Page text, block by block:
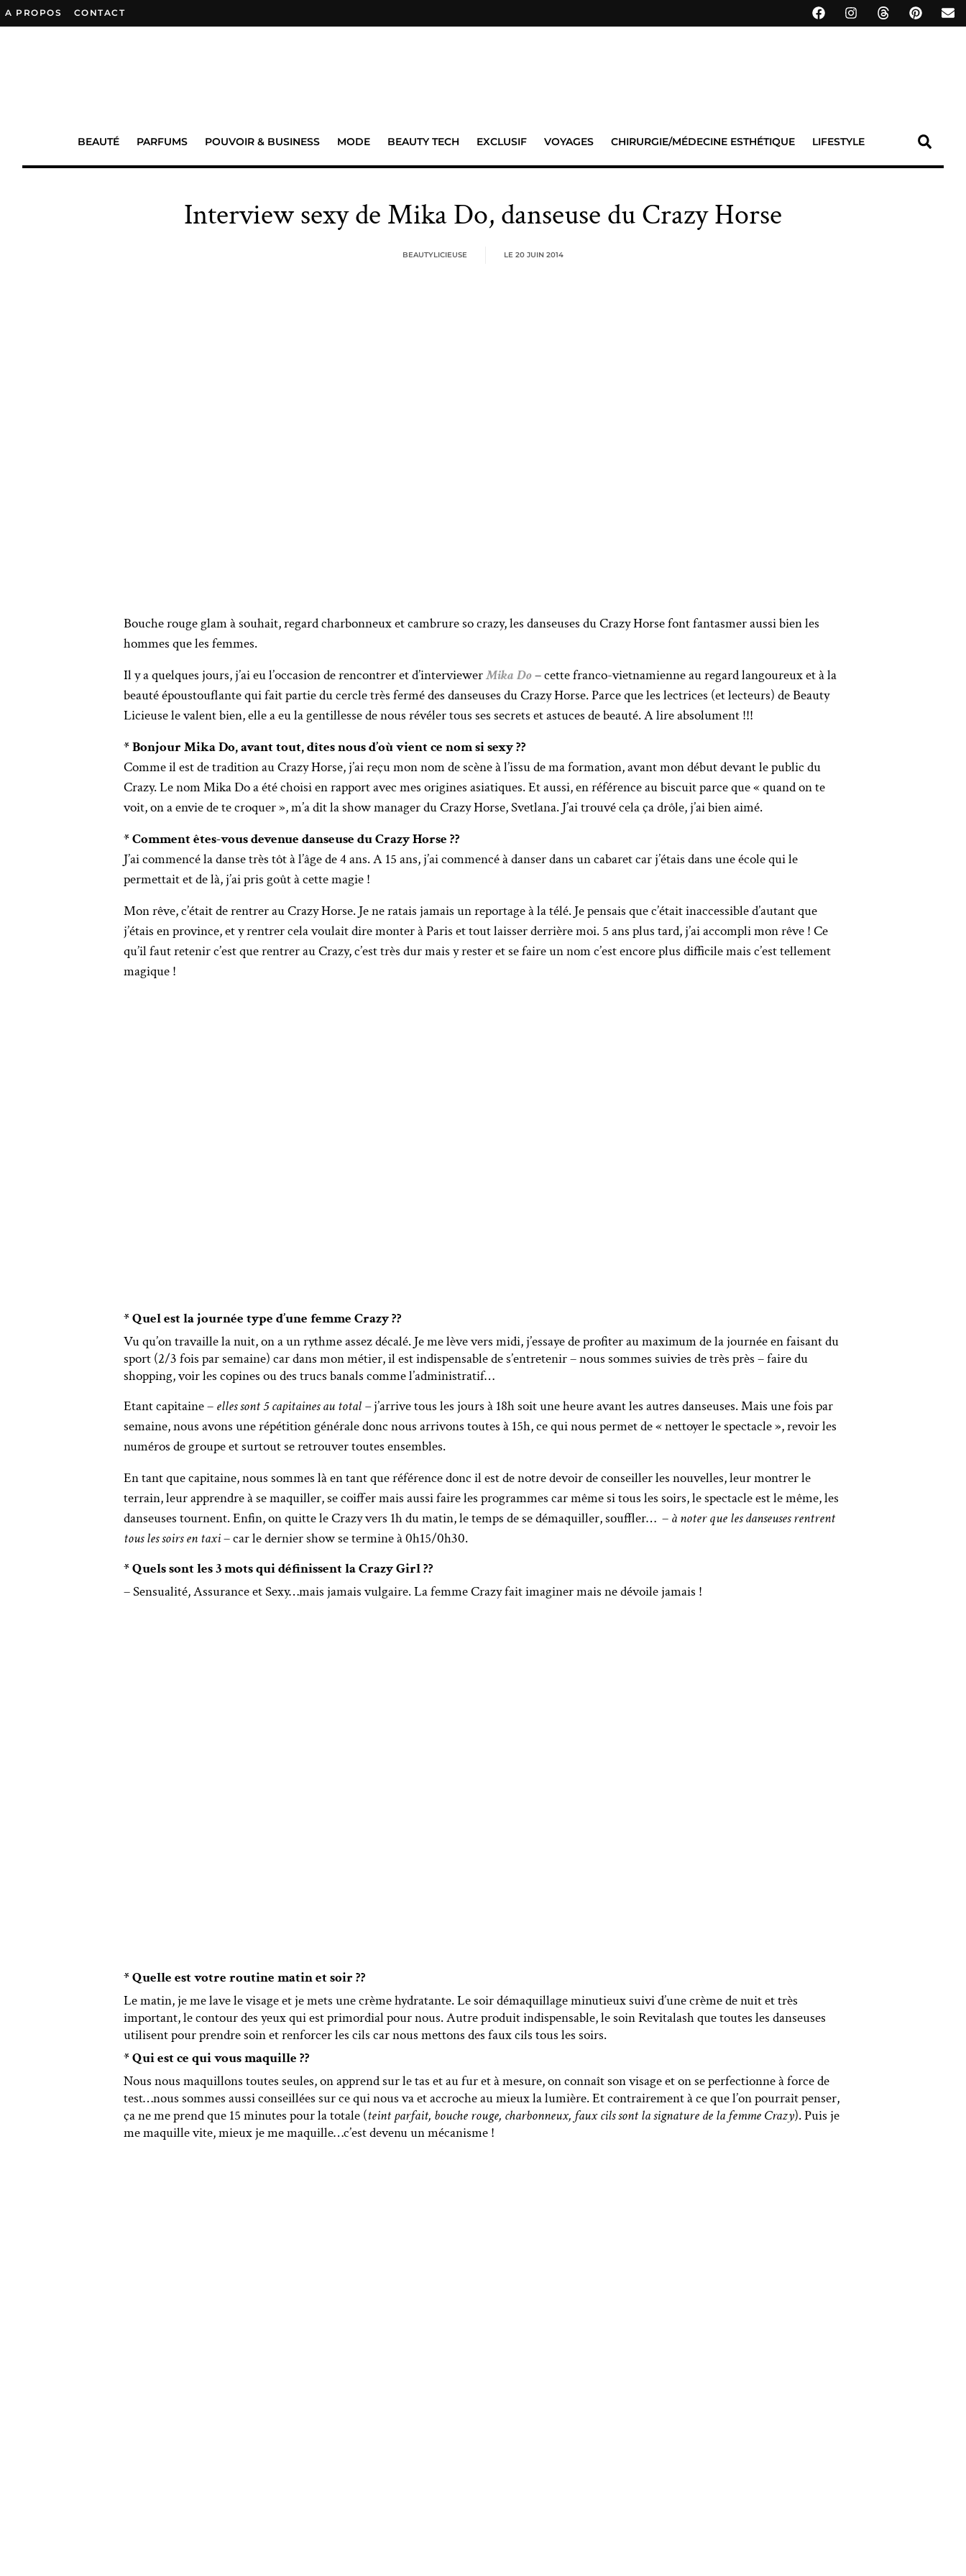
A PROPOS CONTACT
BEAUTÉ PARFUMS POUVOIR & BUSINESS MODE BEAUTY TECH EXCLUSIF VOYAGES CHIRURGIE/MÉDECINE ESTHÉTIQUE LIFESTYLE
Interview sexy de Mika Do, danseuse du Crazy Horse
BEAUTYLICIEUSE LE 20 JUIN 2014
Bouche rouge glam à souhait, regard charbonneux et cambrure so crazy, les danseuses du Crazy Horse font fantasmer aussi bien les
hommes que les femmes.
Il y a quelques jours, j’ai eu l’occasion de rencontrer et d’interviewerMika Do– cette franco-vietnamienne au regard langoureux et à la
beauté époustouflante qui fait partie du cercle très fermé des danseuses du Crazy Horse. Parce que les lectrices (et lecteurs) de Beauty
Licieuse le valent bien, elle a eu la gentillesse de nous révéler tous ses secrets et astuces de beauté. A lire absolument !!!
* Bonjour Mika Do, avant tout, dîtes nous d’où vient ce nom si sexy ??
Comme il est de tradition au Crazy Horse, j’ai reçu mon nom de scène à l’issu de ma formation, avant mon début devant le public du
Crazy. Le nom Mika Do a été choisi en rapport avec mes origines asiatiques. Et aussi, en référence au biscuit parce que « quand on te
voit, on a envie de te croquer », m’a dit la show manager du Crazy Horse, Svetlana. J’ai trouvé cela ça drôle, j’ai bien aimé.
* Comment êtes-vous devenue danseuse du Crazy Horse ??
J’ai commencé la danse très tôt à l’âge de 4 ans. A 15 ans, j’ai commencé à danser dans un cabaret car j’étais dans une école qui le
permettait et de là, j’ai pris goût à cette magie !
Mon rêve, c’était de rentrer au Crazy Horse. Je ne ratais jamais un reportage à la télé. Je pensais que c’était inaccessible d’autant que
j’étais en province, et y rentrer cela voulait dire monter à Paris et tout laisser derrière moi. 5 ans plus tard, j’ai accompli mon rêve ! Ce
qu’il faut retenir c’est que rentrer au Crazy, c’est très dur mais y rester et se faire un nom c’est encore plus difficile mais c’est tellement
magique !
* Quel est la journée type d’une femme Crazy ??
Vu qu’on travaille la nuit, on a un rythme assez décalé. Je me lève vers midi, j’essaye de profiter au maximum de la journée en faisant du
sport (2/3 fois par semaine) car dans mon métier, il est indispensable de s’entretenir – nous sommes suivies de très près – faire du
shopping, voir les copines ou des trucs banals comme l’administratif…
Etant capitaine – elles sont 5 capitaines au total –j’arrive tous les jours à 18h soit une heure avant les autres danseuses. Mais une fois par
semaine, nous avons une répétition générale donc nous arrivons toutes à 15h, ce qui nous permet de « nettoyer le spectacle », revoir les
numéros de groupe et surtout se retrouver toutes ensembles.
En tant que capitaine, nous sommes là en tant que référence donc il est de notre devoir de conseiller les nouvelles, leur montrer le
terrain, leur apprendre à se maquiller, se coiffer mais aussi faire les programmes car même si tous les soirs, le spectacle est le même, les
danseuses tournent. Enfin, on quitte le Crazy vers 1h du matin, le temps de se démaquiller, souffler… – à noter que les danseuses rentrent
tous les soirs en taxi– car le dernier show se termine à 0h15/0h30.
* Quels sont les 3 mots qui définissent la Crazy Girl ??
– Sensualité, Assurance et Sexy…mais jamais vulgaire. La femme Crazy fait imaginer mais ne dévoile jamais !
* Quelle est votre routine matin et soir ??
Le matin, je me lave le visage et je mets une crème hydratante. Le soir démaquillage minutieux suivi d’une crème de nuit et très
important, le contour des yeux qui est primordial pour nous. Autre produit indispensable, le soin Revitalash que toutes les danseuses
utilisent pour prendre soin et renforcer les cils car nous mettons des faux cils tous les soirs.
* Qui est ce qui vous maquille ??
Nous nous maquillons toutes seules, on apprend sur le tas et au fur et à mesure, on connaît son visage et on se perfectionne à force de
test…nous sommes aussi conseillées sur ce qui nous va et accroche au mieux la lumière. Et contrairement à ce que l’on pourrait penser,
ça ne me prend que 15 minutes pour la totale (teint parfait, bouche rouge, charbonneux, faux cils sont la signature de la femme Crazy). Puis je
me maquille vite, mieux je me maquille…c’est devenu un mécanisme !